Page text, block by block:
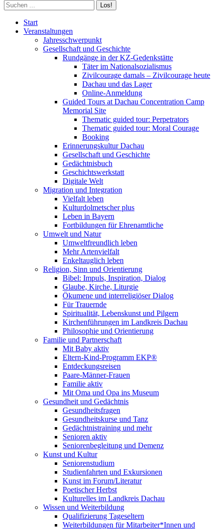
Start
Veranstaltungen
Jahresschwerpunkt
Gesellschaft und Geschichte
Rundgänge in der KZ-Gedenkstätte
Täter im Nationalsozialismus
Zivilcourage damals – Zivilcourage heute
Dachau und das Lager
Online-Anmeldung
Guided Tours at Dachau Concentration Camp
Memorial Site
Thematic guided tour: Perpetrators
Thematic guided tour: Moral Courage
Booking
Erinnerungskultur Dachau
Gesellschaft und Geschichte
Gedächtnisbuch
Geschichtswerkstatt
Digitale Welt
Migration und Integration
Vielfalt leben
Kulturdolmetscher plus
Leben in Bayern
Fortbildungen für Ehrenamtliche
Umwelt und Natur
Umweltfreundlich leben
Mehr Artenvielfalt
Enkeltauglich leben
Religion, Sinn und Orientierung
Bibel: Impuls, Inspiration, Dialog
Glaube, Kirche, Liturgie
Ökumene und interreligiöser Dialog
Für Trauernde
Spiritualität, Lebenskunst und Pilgern
Kirchenführungen im Landkreis Dachau
Philosophie und Orientierung
Familie und Partnerschaft
Mit Baby aktiv
Eltern-Kind-Programm EKP®
Entdeckungsreisen
Paare-Männer-Frauen
Familie aktiv
Mit Oma und Opa ins Museum
Gesundheit und Gedächtnis
Gesundheitsfragen
Gesundheitskurse und Tanz
Gedächtnistraining und mehr
Senioren aktiv
Seniorenbegleitung und Demenz
Kunst und Kultur
Seniorenstudium
Studienfahrten und Exkursionen
Kunst im Forum/Literatur
Poetischer Herbst
Kulturelles im Landkreis Dachau
Wissen und Weiterbildung
Qualifizierung Tageseltern
Weiterbildungen für Mitarbeiter*Innen und